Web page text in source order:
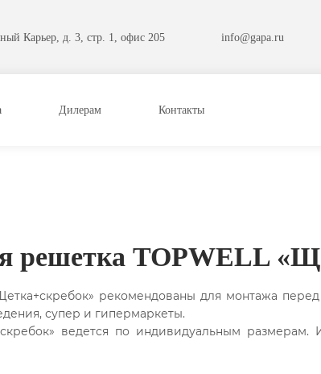
Карьер, д. 3, стр. 1, офис 205 info@gapa.ru
Дилерам Контакты
решетка TOPWELL
рекомендованы для монтажа
супер и гипермаркеты.
ведется по индивидуальным